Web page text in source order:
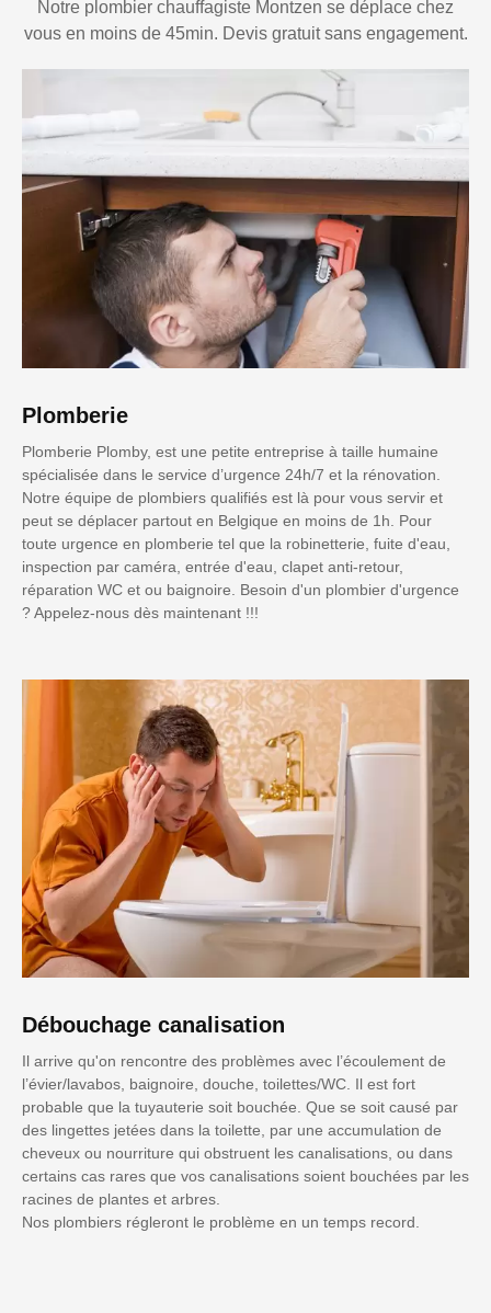
Notre plombier chauffagiste Montzen se déplace chez
vous en moins de 45min. Devis gratuit sans engagement.
Plomberie
Plomberie Plomby, est une petite entreprise à taille humaine
spécialisée dans le service d’urgence 24h/7 et la rénovation.
Notre équipe de plombiers qualifiés est là pour vous servir et
peut se déplacer partout en Belgique en moins de 1h. Pour
toute urgence en plomberie tel que la robinetterie, fuite d'eau,
inspection par caméra, entrée d'eau, clapet anti-retour,
réparation WC et ou baignoire. Besoin d'un plombier d'urgence
? Appelez-nous dès maintenant !!!
Débouchage canalisation
Il arrive qu'on rencontre des problèmes avec l’écoulement de
l’évier/lavabos, baignoire, douche, toilettes/WC. Il est fort
probable que la tuyauterie soit bouchée. Que se soit causé par
des lingettes jetées dans la toilette, par une accumulation de
cheveux ou nourriture qui obstruent les canalisations, ou dans
certains cas rares que vos canalisations soient bouchées par les
racines de plantes et arbres.
Nos plombiers régleront le problème en un temps record.